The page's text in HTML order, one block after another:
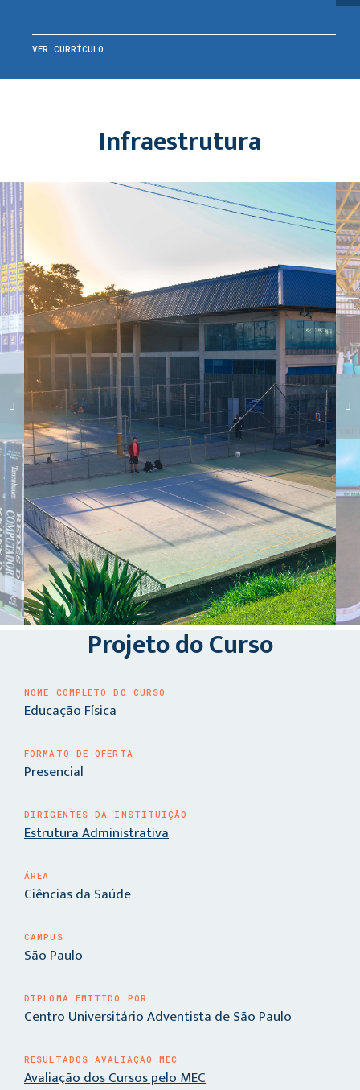
VER CURRÍCULO
Infraestrutura
Carregando galeria...
Projeto do Curso
NOME COMPLETO DO CURSO
Educação Física
FORMATO DE OFERTA
Presencial
DIRIGENTES DA INSTITUIÇÃO
Estrutura Administrativa
ÁREA
Ciências da Saúde
CAMPUS
São Paulo
DIPLOMA EMITIDO POR
Centro Universitário Adventista de São Paulo
RESULTADOS AVALIAÇÃO MEC
Avaliação dos Cursos pelo MEC